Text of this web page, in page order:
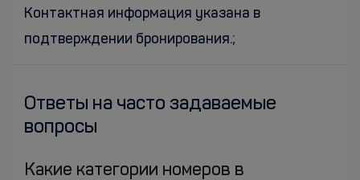
Контактная информация указана в
подтверждении бронирования.;
Ответы на часто задаваемые
вопросы
Какие категории номеров в